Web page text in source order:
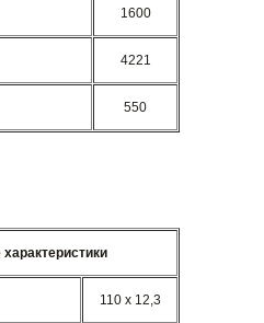
1600
4221
550
110 x 12,3